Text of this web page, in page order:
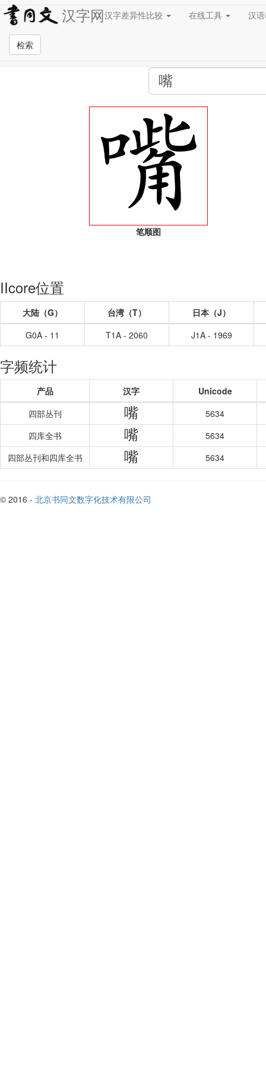
汉字网汉字差异性比较 在线工具 汉
检索
全站检索页面
笔顺图
IIcore位置
大陆（G） 台湾（T）
日本（J）
G0A - 11
T1A - 2060 J1A - 1969
字频统计
产品 汉字
Unicode
四部丛刊
嘴
5634
四库全书
嘴
5634
四部丛刊和四库全书
嘴 5634
© 2016 - 北京书同文数字化技术有限公司